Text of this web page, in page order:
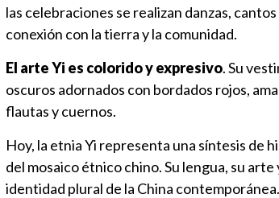
las celebraciones se realizan danzas,
conexión con la tierra y la comunidad.
El arte Yi es colorido y expresivo. Su
oscuros adornados con bordados rojos,
flautas y cuernos.
Hoy, la etnia Yi representa una síntesis de
del mosaico étnico chino. Su lengua, su
identidad plural de la China contemporánea.